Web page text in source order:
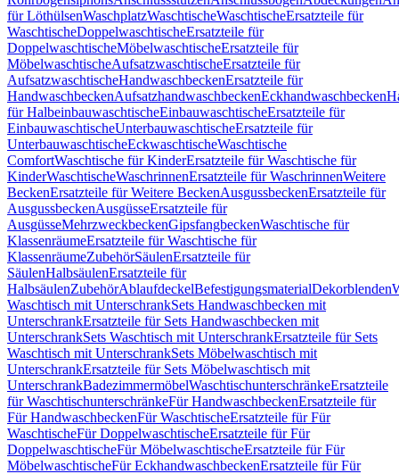
für LöthülsenWaschplatzWaschtischeWaschtischeErsatzteile für
WaschtischeDoppelwaschtischeErsatzteile für
DoppelwaschtischeMöbelwaschtischeErsatzteile für
MöbelwaschtischeAufsatzwaschtischeErsatzteile für
AufsatzwaschtischeHandwaschbeckenErsatzteile für
HandwaschbeckenAufsatzhandwaschbeckenEckhandwaschbecken
für HalbeinbauwaschtischeEinbauwaschtischeErsatzteile für
EinbauwaschtischeUnterbauwaschtischeErsatzteile für
UnterbauwaschtischeEckwaschtischeWaschtische
ComfortWaschtische für KinderErsatzteile für Waschtische für
KinderWaschtischeWaschrinnenErsatzteile für WaschrinnenWeitere
BeckenErsatzteile für Weitere BeckenAusgussbeckenErsatzteile für
AusgussbeckenAusgüsseErsatzteile für
AusgüsseMehrzweckbeckenGipsfangbeckenWaschtische für
KlassenräumeErsatzteile für Waschtische für
KlassenräumeZubehörSäulenErsatzteile für
SäulenHalbsäulenErsatzteile für
HalbsäulenZubehörAblaufdeckelBefestigungsmaterialDekorblenden
Waschtisch mit UnterschrankSets Handwaschbecken mit
UnterschrankErsatzteile für Sets Handwaschbecken mit
UnterschrankSets Waschtisch mit UnterschrankErsatzteile für Sets
Waschtisch mit UnterschrankSets Möbelwaschtisch mit
UnterschrankErsatzteile für Sets Möbelwaschtisch mit
UnterschrankBadezimmermöbelWaschtischunterschränkeErsatzteile
für WaschtischunterschränkeFür HandwaschbeckenErsatzteile für
Für HandwaschbeckenFür WaschtischeErsatzteile für Für
WaschtischeFür DoppelwaschtischeErsatzteile für Für
DoppelwaschtischeFür MöbelwaschtischeErsatzteile für Für
MöbelwaschtischeFür EckhandwaschbeckenErsatzteile für Für